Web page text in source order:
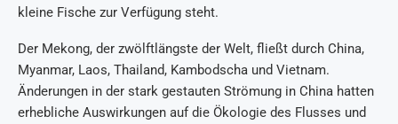
kleine Fische zur Verfügung steht.
Der Mekong, der zwölftlängste der Welt, fließt durch China,
Myanmar, Laos, Thailand, Kambodscha und Vietnam.
Änderungen in der stark gestauten Strömung in China hatten
erhebliche Auswirkungen auf die Ökologie des Flusses und